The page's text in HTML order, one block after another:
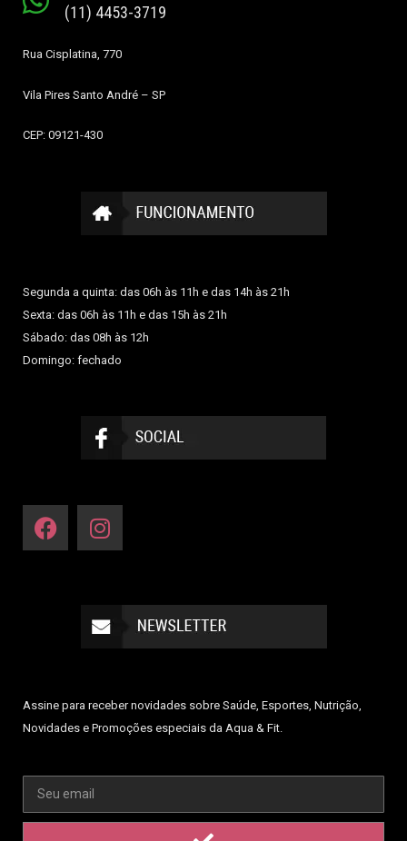
(11) 4453-3719
Rua Cisplatina, 770
Vila Pires Santo André – SP
CEP: 09121-430
Segunda a quinta: das 06h às 11h e das 14h às 21h
Sexta: das 06h às 11h e das 15h às 21h
Sábado: das 08h às 12h
Domingo: fechado
Assine para receber novidades sobre Saúde, Esportes, Nutrição,
Novidades e Promoções especiais da Aqua & Fit.